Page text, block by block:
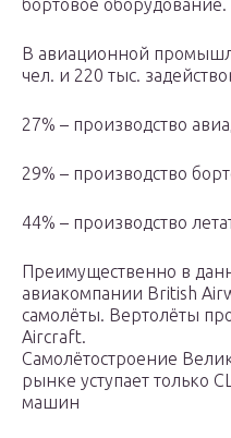
бортовое оборудование.
В авиационной
чел. и 220 тыс.
27% – производство
29% – производство
44% – производство
Преимущественно в
авиакомпании British
самолёты. Вертолёты
Aircraft.
Самолётостроение
рынке уступает только
машин